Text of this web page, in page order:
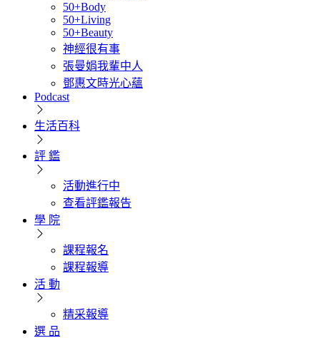
50+Body
50+Living
50+Beauty
神經很有事
張曼娟我輩中人
鄧惠文時光心蘊
Podcast
生活百科
評 鑑
活動進行中
查看評鑑報告
學 院
課程報名
課程報導
活 動
精采報導
選 品